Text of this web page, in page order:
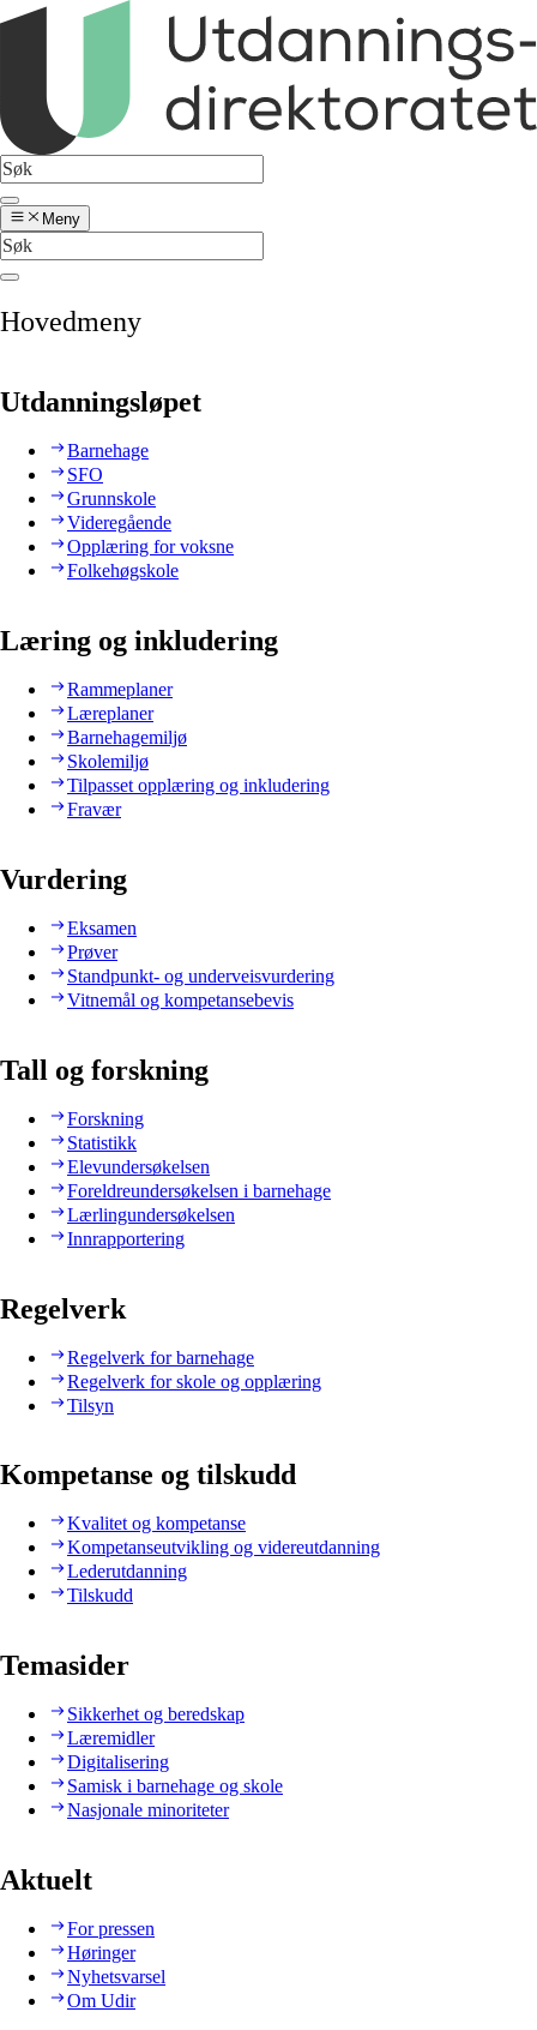
Meny
Hovedmeny
Utdanningsløpet
Barnehage
SFO
Grunnskole
Videregående
Opplæring for voksne
Folkehøgskole
Læring og inkludering
Rammeplaner
Læreplaner
Barnehagemiljø
Skolemiljø
Tilpasset opplæring og inkludering
Fravær
Vurdering
Eksamen
Prøver
Standpunkt- og underveisvurdering
Vitnemål og kompetansebevis
Tall og forskning
Forskning
Statistikk
Elevundersøkelsen
Foreldreundersøkelsen i barnehage
Lærlingundersøkelsen
Innrapportering
Regelverk
Regelverk for barnehage
Regelverk for skole og opplæring
Tilsyn
Kompetanse og tilskudd
Kvalitet og kompetanse
Kompetanseutvikling og videreutdanning
Lederutdanning
Tilskudd
Temasider
Sikkerhet og beredskap
Læremidler
Digitalisering
Samisk i barnehage og skole
Nasjonale minoriteter
Aktuelt
For pressen
Høringer
Nyhetsvarsel
Om Udir